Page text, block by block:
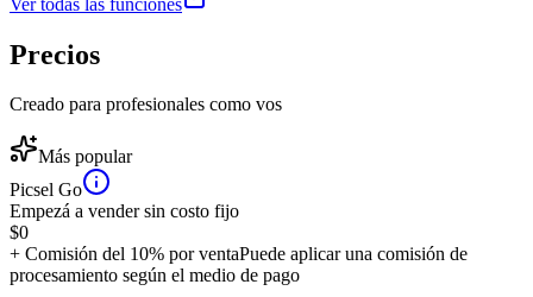
Precios
Creado para profesionales como vos
Más popular
Picsel Go
Empezá a vender sin costo fijo
$0
+ Comisión del 10% por ventaPuede aplicar una comisión de
procesamiento según el medio de pago